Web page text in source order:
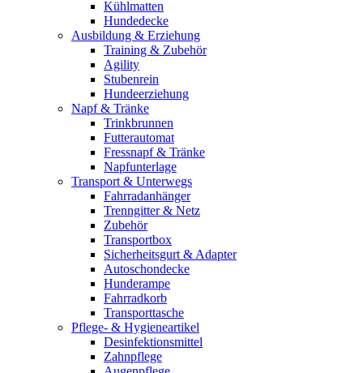
Kühlmatten
Hundedecke
Ausbildung & Erziehung
Training & Zubehör
Agility
Stubenrein
Hundeerziehung
Napf & Tränke
Trinkbrunnen
Futterautomat
Fressnapf & Tränke
Napfunterlage
Transport & Unterwegs
Fahrradanhänger
Trenngitter & Netz
Zubehör
Transportbox
Sicherheitsgurt & Adapter
Autoschondecke
Hunderampe
Fahrradkorb
Transporttasche
Pflege- & Hygieneartikel
Desinfektionsmittel
Zahnpflege